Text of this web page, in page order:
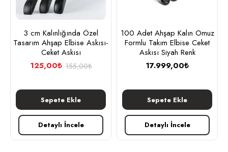
3 cm Kalınlığında Özel
Tasarım Ahşap Elbise Askısı-
Ceket Askısı
125,00₺ 155,00₺
Sepete Ekle
Detaylı İncele
100 Adet Ahşap Kalın Omuz
Formlu Takım Elbise Ceket
Askısı Siyah Renk
17.999,00₺
Sepete Ekle
Detaylı İncele